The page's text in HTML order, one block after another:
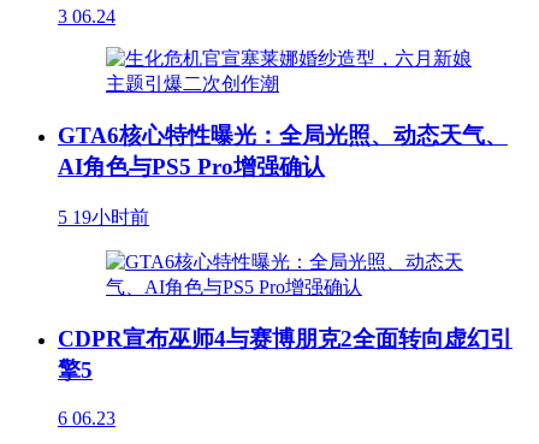
3 06.24
GTA6核心特性曝光：全局光照、动态天气、
AI角色与PS5 Pro增强确认
5 19小时前
CDPR宣布巫师4与赛博朋克2全面转向虚幻引
擎5
6 06.23